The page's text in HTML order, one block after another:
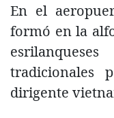
En el
formó en la
tradicionales
dirigente